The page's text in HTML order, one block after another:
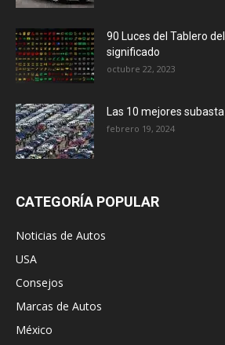
90 Luces del Tablero
significado
octubre 22, 2023
Las 10 mejores
febrero 19, 2024
CATEGORÍA POPULAR
Noticias de Autos
USA
Consejos
Marcas de Autos
México